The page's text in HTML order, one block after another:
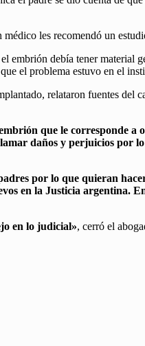
les recomendó un
debía tener material
el problema estuvo en el
relataron fuentes del
que le corresponde
daños y perjuicios por
por lo que quieran
en la Justicia argentina.
en lo judicial», cerró el